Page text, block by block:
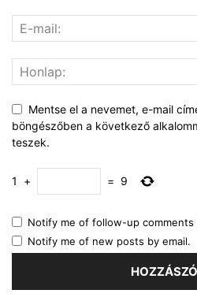
Mentse el a nevemet, e-mail
böngészőben a következő
teszek.
1 + = 9
Notify me of follow-up comments
Notify me of new posts by email.